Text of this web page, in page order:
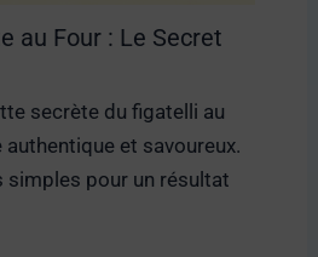
au Four : Le Secret
secrète du figatelli au
et savoureux.
simples pour un résultat